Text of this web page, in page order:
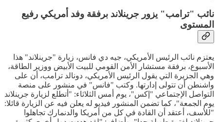
نائب "ترامب" يزور جرينلاند برفقة وفد أمريكي رفيع
المستوى
يعتزم نائب الرئيس الأمريكي، جيه دي فانس، زيارة "جرينلاند" هذا
الأسبوع، برفقة مستشار الأمن القومي للبيت الأبيض ووزير الطاقة،
وهي الجزيرة التي يقول الرئيس الأمريكي، دونالد ترامب، أن على
واشنطن أن تتولى إدارتها. وكتب "فانس" في منشور على منصة
التواصل الإجتماعي "إكس"، يوم أمس الثلاثاء: "أتطلع لزيارة جرينلاند
يوم الجمعة"، كما تضمن المنشور فيديو له يعلن فيه عن الزيارة قائلا:
"للأسف، أعتقد أن القادة في كل من أمريكا والدنمارك تجاهلوا